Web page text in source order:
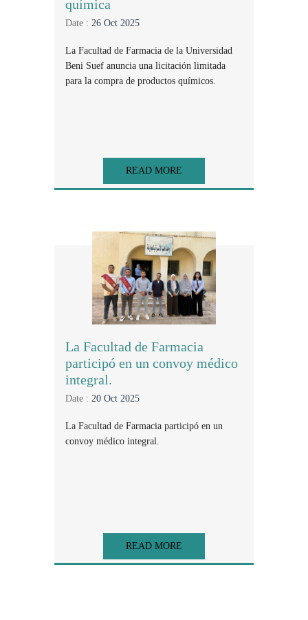
química
Date : 26 Oct 2025
La Facultad de Farmacia de la Universidad
Beni Suef anuncia una licitación limitada
para la compra de productos químicos.
READ MORE
La Facultad de Farmacia
participó en un convoy médico
integral.
Date : 20 Oct 2025
La Facultad de Farmacia participó en un
convoy médico integral.
READ MORE